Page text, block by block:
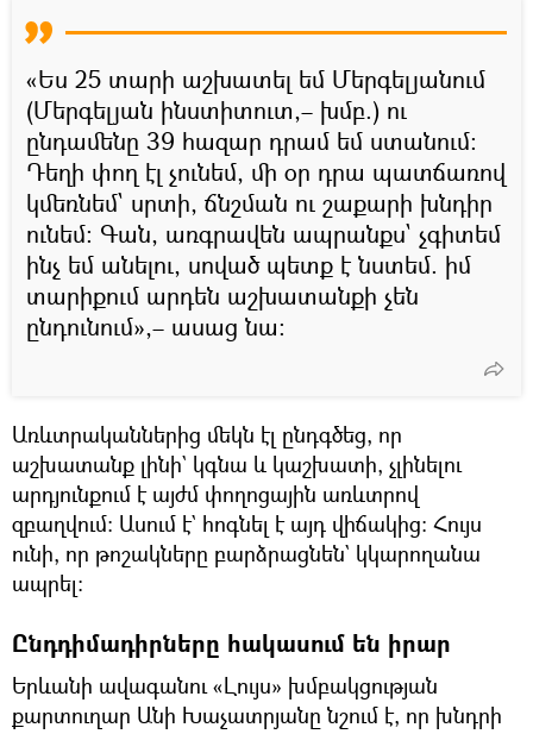
«Ես 25 տարի աշխատել եմ Մերգելյանում
(Մերգելյան ինստիտուտ,– խմբ.) ու
ընդամենը 39 հազար դրամ եմ ստանում։
Դեղի փող էլ չունեմ, մի օր դրա պատճառով
կմեռնեմ` սրտի, ճնշման ու շաքարի խնդիր
ունեմ։ Գան, առգրավեն ապրանքս` չգիտեմ
ինչ եմ անելու, սոված պետք է նստեմ. իմ
տարիքում արդեն աշխատանքի չեն
ընդունում»,– ասաց նա։
Առևտրականներից մեկն էլ ընդգծեց, որ
աշխատանք լինի` կգնա և կաշխատի, չլինելու
արդյունքում է այժմ փողոցային առևտրով
զբաղվում։ Ասում է` հոգնել է այդ վիճակից։ Հույս
ունի, որ թոշակները բարձրացնեն` կկարողանա
ապրել։
Ընդդիմադիրները հակասում են իրար
Երևանի ավագանու «Լույս» խմբակցության
քարտուղար Անի Խաչատրյանը նշում է, որ խնդրի